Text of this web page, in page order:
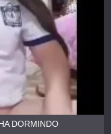
DORMINDO